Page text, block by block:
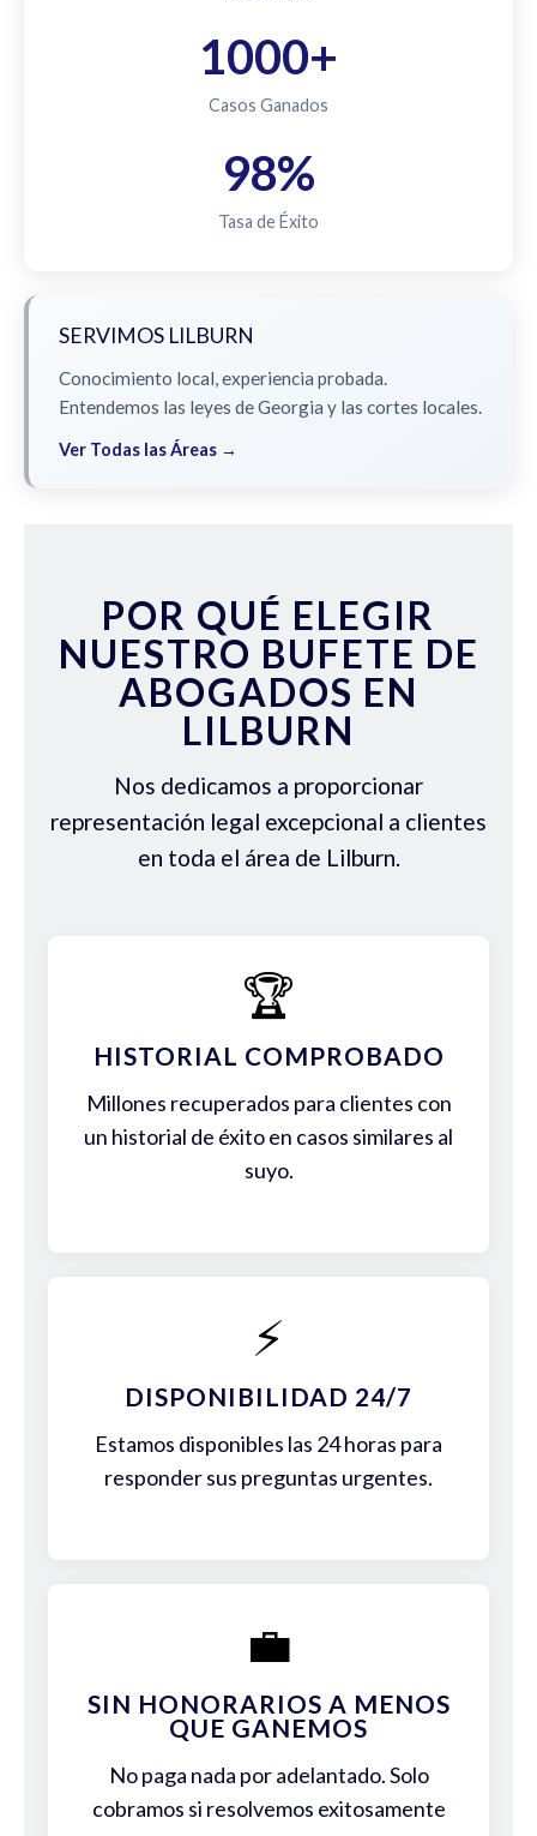
1000+
Casos Ganados
98%
Tasa de Éxito
SERVIMOS LILBURN
Conocimiento local, experiencia probada.
Entendemos las leyes de Georgia y las cortes locales.
Ver Todas las Áreas →
POR QUÉ ELEGIR
NUESTRO BUFETE DE
ABOGADOS EN
LILBURN
Nos dedicamos a proporcionar
representación legal excepcional a clientes
en toda el área de Lilburn.
🏆
HISTORIAL COMPROBADO
Millones recuperados para clientes con
un historial de éxito en casos similares al
suyo.
⚡
DISPONIBILIDAD 24/7
Estamos disponibles las 24 horas para
responder sus preguntas urgentes.
💼
SIN HONORARIOS A MENOS
QUE GANEMOS
No paga nada por adelantado. Solo
cobramos si resolvemos exitosamente